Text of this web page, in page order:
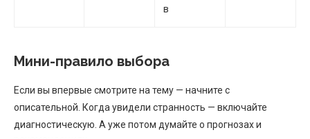
в
Мини-правило выбора
Если вы впервые смотрите на тему — начните с
описательной. Когда увидели странность — включайте
диагностическую. А уже потом думайте о прогнозах и